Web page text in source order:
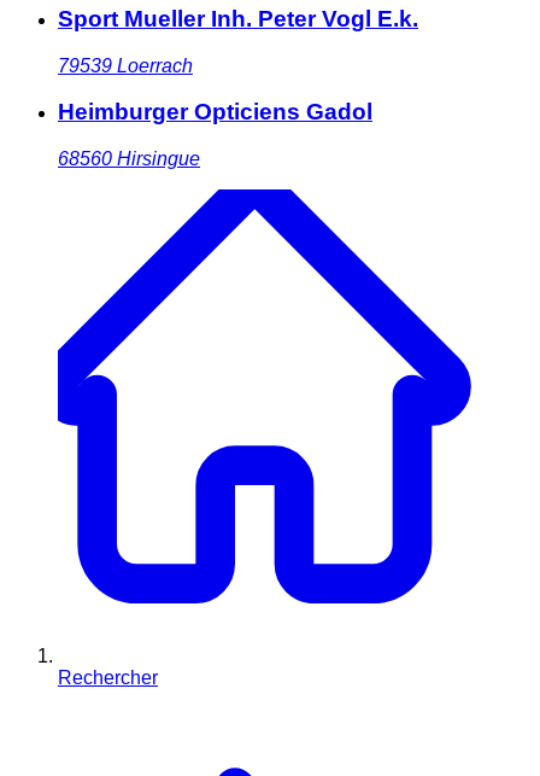
Sport Mueller Inh. Peter Vogl E.k.
79539 Loerrach
Heimburger Opticiens Gadol
68560 Hirsingue
Rechercher